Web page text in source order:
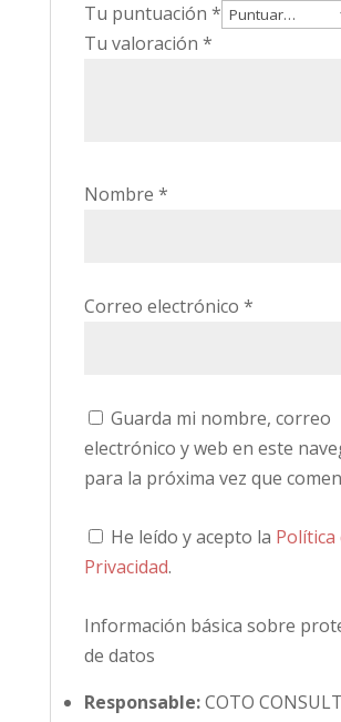
Tu puntuación *
Tu valoración *
Nombre *
Correo electrónico *
Guarda mi nombre, correo
electrónico y web en este
para la próxima vez que
He leído y acepto la Política
Privacidad.
Información básica sobre
de datos
Responsable:COTO